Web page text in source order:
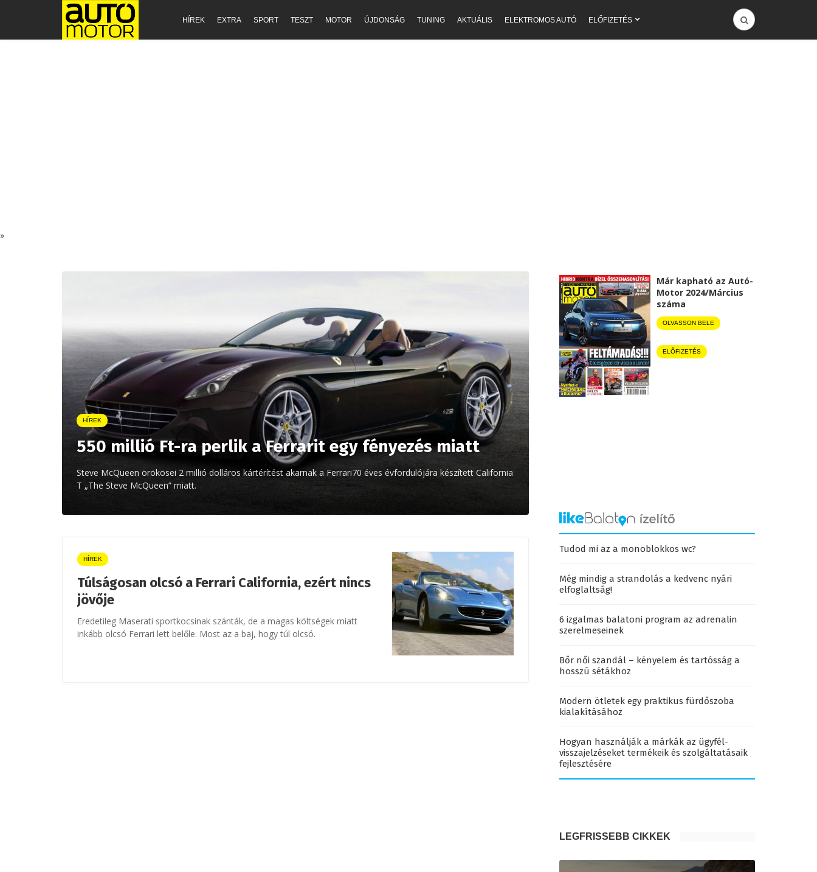
HÍREK EXTRA SPORT TESZT MOTOR ÚJDONSÁG TUNING AKTUÁLIS ELEKTROMOS AUTÓ ELŐFIZETÉS
»
HÍREK
550 millió Ft-ra perlik a Ferrarit egy fényezés miatt
Steve McQueen örökösei 2 millió dolláros kártérítést akarnak a Ferrari70 éves évfordulójára készített California
T „The Steve McQueen” miatt.
HÍREK
Túlságosan olcsó a Ferrari California, ezért nincs
jövője
Eredetileg Maserati sportkocsinak szánták, de a magas költségek miatt
inkább olcsó Ferrari lett belőle. Most az a baj, hogy túl olcsó.
Már kapható az Autó-
Motor 2024/Március
száma
OLVASSON BELE
ELŐFIZETÉS
Tudod mi az a monoblokkos wc?
Még mindig a strandolás a kedvenc nyári
elfoglaltság!
6 izgalmas balatoni program az adrenalin
szerelmeseinek
Bőr női szandál – kényelem és tartósság a
hosszú sétákhoz
Modern ötletek egy praktikus fürdőszoba
kialakításához
Hogyan használják a márkák az ügyfél-
visszajelzéseket termékeik és szolgáltatásaik
fejlesztésére
LEGFRISSEBB CIKKEK